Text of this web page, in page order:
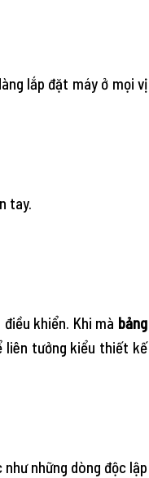
lắp đặt máy ở mọi vị
tay.
khiển. Khi mà bảng
liên tưởng kiểu thiết kế
những dòng độc lập